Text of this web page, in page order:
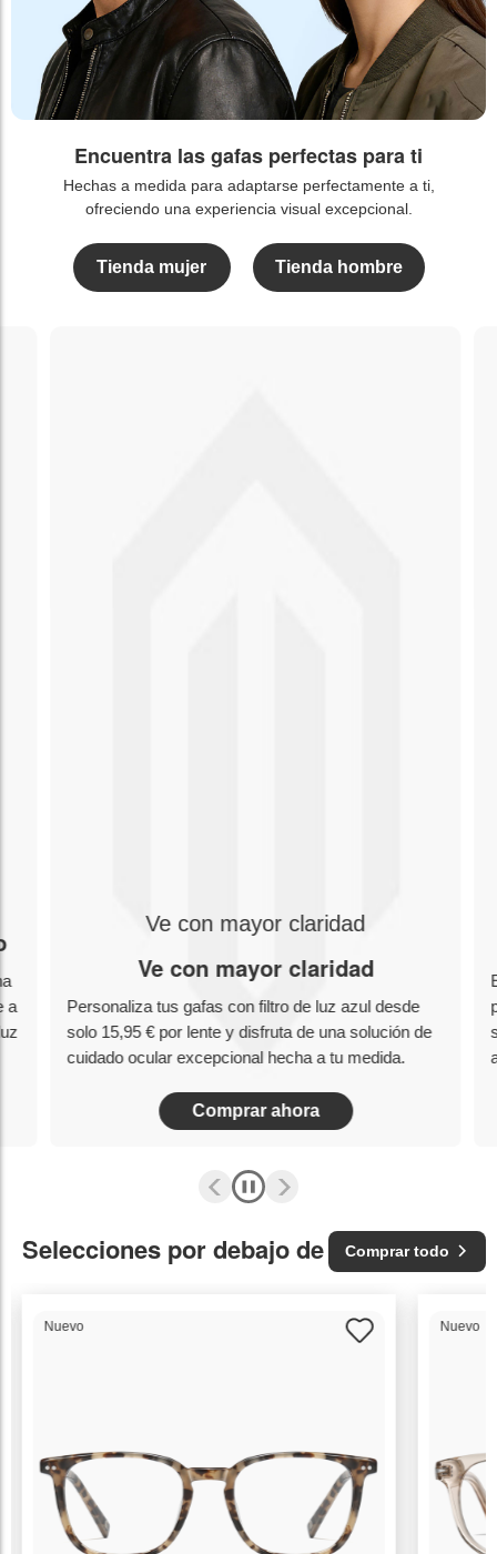
Encuentra las gafas perfectas para ti
Hechas a medida para adaptarse perfectamente a ti,
ofreciendo una experiencia visual excepcional.
Tienda mujer Tienda hombre
a
Ve con mayor claridad
Ve con mayor claridad
Personaliza tus gafas con filtro de luz azul desde
solo 15,95 € por lente y disfruta de una solución de
cuidado ocular excepcional hecha a tu medida.
Comprar ahora
Selecciones por debajo de 29.95€
Comprar todo
Nuevo Nuevo